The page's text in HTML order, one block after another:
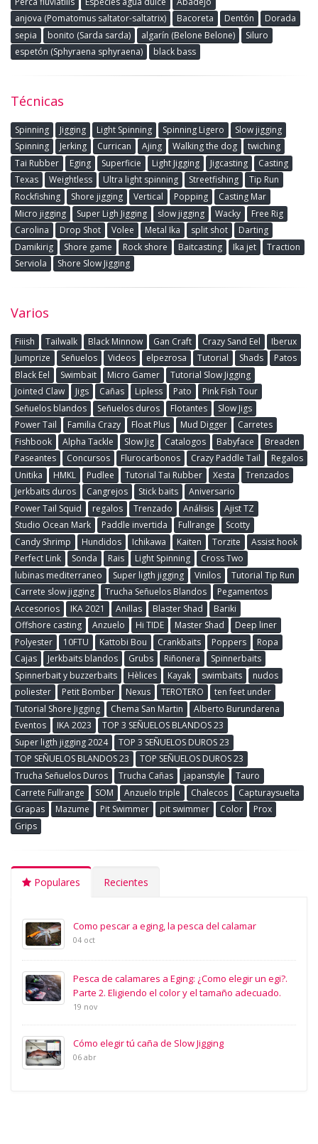
anjova (Pomatomus saltator-saltatrix)
Bacoreta Dentón
Dorada
sepia
bonito (Sarda sarda) algarín (Belone Belone)
Siluro
espetón (Sphyraena sphyraena)
black bass
Técnicas
Spinning Jigging Light Spinning Spinning Ligero
Slow jigging
Spinning
Jerking Currican Ajing Walking the dog
twiching
Tai Rubber
Eging Superficie Light Jigging Jigcasting
Casting
Texas
Weightless Ultra light spinning Streetfishing
Tip Run
Rockfishing
Shore jigging Vertical Popping
Casting Mar
Micro jigging
Super Ligh Jigging slow jigging Wacky
Free Rig
Carolina
Drop Shot Volee Metal Ika split shot
Darting
Damikirig
Shore game Rock shore Baitcasting Ika jet
Traction
Serviola
Shore Slow Jigging
Varios
Fiiish Tailwalk Black Minnow Gan Craft Crazy Sand Eel
Iberux
Jumprize
Señuelos Videos elpezrosa Tutorial Shads
Patos
Black Eel
Swimbait Micro Gamer
Tutorial Slow Jigging
Jointed Claw
Jigs Cañas Lipless Pato
Pink Fish Tour
Señuelos blandos
Señuelos duros Flotantes
Slow Jigs
Power Tail
Familia Crazy Float Plus Mud Digger
Carretes
Fishbook
Alpha Tackle Slow Jig Catalogos Babyface
Breaden
Paseantes
Concursos Flurocarbonos Crazy Paddle Tail
Regalos
Unitika
HMKL Pudlee Tutorial Tai Rubber Xesta
Trenzados
Jerkbaits duros
Cangrejos Stick baits
Aniversario
Power Tail Squid
regalos Trenzado Análisis
Ajist TZ
Studio Ocean Mark
Paddle invertida Fullrange
Scotty
Candy Shrimp
Hundidos Ichikawa Kaiten Torzite
Assist hook
Perfect Link
Sonda Rais Light Spinning
Cross Two
lubinas mediterraneo
Super ligth jigging Vinilos
Tutorial Tip Run
Carrete slow jigging
Trucha Señuelos Blandos
Pegamentos
Accesorios
IKA 2021 Anillas Blaster Shad
Bariki
Offshore casting
Anzuelo Hi TIDE Master Shad
Deep liner
Polyester
10FTU Kattobi Bou Crankbaits Poppers
Ropa
Cajas
Jerkbaits blandos Grubs Riñonera
Spinnerbaits
Spinnerbait y buzzerbaits
Hèlices Kayak swimbaits
nudos
poliester
Petit Bomber Nexus TEROTERO
ten feet under
Tutorial Shore Jigging
Chema San Martin
Alberto Burundarena
Eventos
IKA 2023
TOP 3 SEÑUELOS BLANDOS 23
Super ligth jigging 2024
TOP 3 SEÑUELOS DUROS 23
TOP SEÑUELOS BLANDOS 23
TOP SEÑUELOS DUROS 23
Trucha Señuelos Duros
Trucha Cañas japanstyle
Tauro
Carrete Fullrange
SOM Anzuelo triple Chalecos
Capturaysuelta
Grapas
Mazume Pit Swimmer pit swimmer Color
Prox
Grips
Populares Recientes
Como pescar a eging, la pesca del calamar
04 oct
Pesca de calamares a Eging: ¿Como elegir un egi?.
Parte 2. Eligiendo el color y el tamaño adecuado.
19 nov
Cómo elegir tú caña de Slow Jigging
06 abr